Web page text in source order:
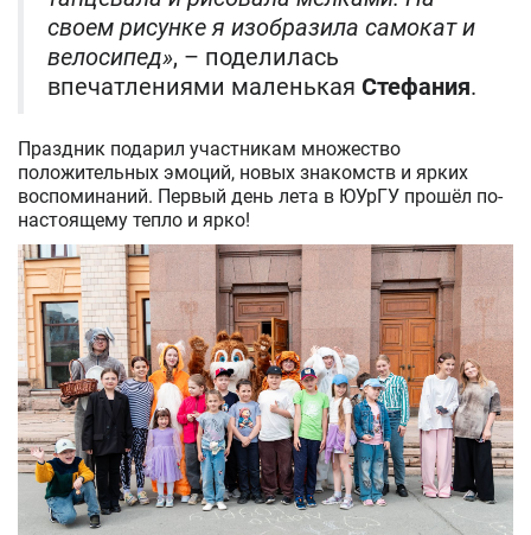
своем рисунке я изобразила самокат и
велосипед», – поделилась
впечатлениями маленькая Стефания.
Праздник подарил участникам множество
положительных эмоций, новых знакомств и ярких
воспоминаний. Первый день лета в ЮУрГУ прошёл по-
настоящему тепло и ярко!